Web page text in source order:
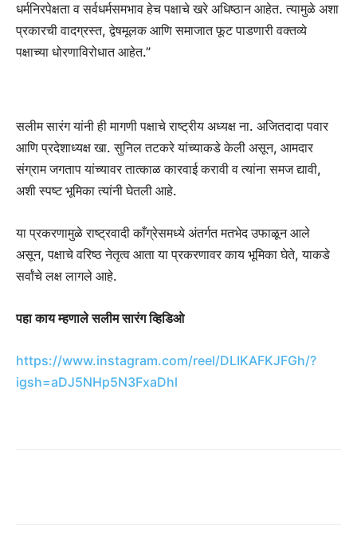
धर्मनिरपेक्षता व सर्वधर्मसमभाव हेच पक्षाचे खरे अधिष्ठान आहेत. त्यामुळे अशा
प्रकारची वादग्रस्त, द्वेषमूलक आणि समाजात फूट पाडणारी वक्तव्ये
पक्षाच्या धोरणाविरोधात आहेत.”
सलीम सारंग यांनी ही मागणी पक्षाचे राष्ट्रीय अध्यक्ष ना. अजितदादा पवार
आणि प्रदेशाध्यक्ष खा. सुनिल तटकरे यांच्याकडे केली असून, आमदार
संग्राम जगताप यांच्यावर तात्काळ कारवाई करावी व त्यांना समज द्यावी,
अशी स्पष्ट भूमिका त्यांनी घेतली आहे.
या प्रकरणामुळे राष्ट्रवादी काँग्रेसमध्ये अंतर्गत मतभेद उफाळून आले
असून, पक्षाचे वरिष्ठ नेतृत्व आता या प्रकरणावर काय भूमिका घेते, याकडे
सर्वांचे लक्ष लागले आहे.
पहा काय म्हणाले सलीम सारंग व्हिडिओ
https://www.instagram.com/reel/DLIKAFKJFGh/?
igsh=aDJ5NHp5N3FxaDhl